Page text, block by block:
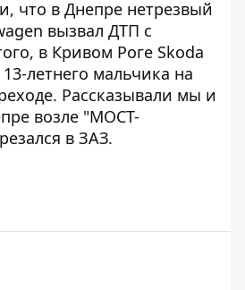
что в Днепре нетрезвый
вызвал ДТП с
в Кривом Роге Skoda
летнего мальчика на
Рассказывали мы и
возле "МОСТ-
в ЗАЗ.